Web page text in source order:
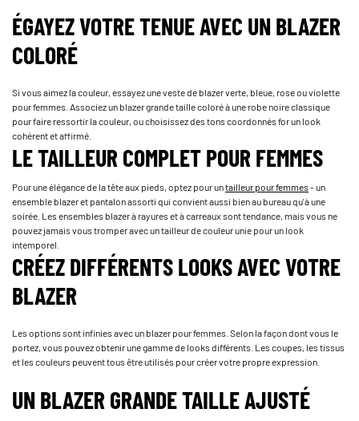
ÉGAYEZ VOTRE TENUE AVEC UN BLAZER
COLORÉ
Si vous aimez la couleur, essayez une veste de blazer verte, bleue, rose ou violette
pour femmes. Associez un blazer grande taille coloré à une robe noire classique
pour faire ressortir la couleur, ou choisissez des tons coordonnés for un look
cohérent et affirmé.
LE TAILLEUR COMPLET POUR FEMMES
Pour une élégance de la tête aux pieds, optez pour untailleur pour femmes- un
ensemble blazer et pantalon assorti qui convient aussi bien au bureau qu'à une
soirée. Les ensembles blazer à rayures et à carreaux sont tendance, mais vous ne
pouvez jamais vous tromper avec un tailleur de couleur unie pour un look
intemporel.
CRÉEZ DIFFÉRENTS LOOKS AVEC VOTRE
BLAZER
Les options sont infinies avec un blazer pour femmes. Selon la façon dont vous le
portez, vous pouvez obtenir une gamme de looks différents. Les coupes, les tissus
et les couleurs peuvent tous être utilisés pour créer votre propre expression.
UN BLAZER GRANDE TAILLE AJUSTÉ